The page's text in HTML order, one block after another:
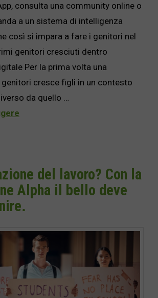
consulta una community online o
a un sistema di intelligenza
così si impara a fare i genitori nel
genitori cresciuti dentro
Per la prima volta una
cresce figli in un contesto
da quello …
del lavoro? Con la
Alpha il bello deve